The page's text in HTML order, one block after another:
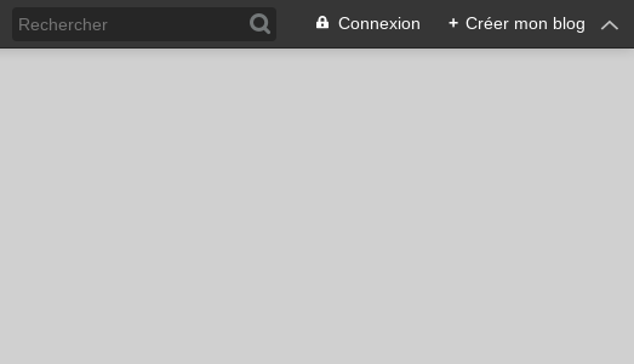
Connexion + Créer mon blog